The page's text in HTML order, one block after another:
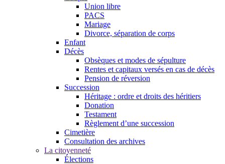
Union libre
PACS
Mariage
Divorce, séparation de corps
Enfant
Décès
Obsèques et modes de sépulture
Rentes et capitaux versés en cas de décès
Pension de réversion
Succession
Héritage : ordre et droits des héritiers
Donation
Testament
Règlement d’une succession
Cimetière
Consultation des archives
La citoyenneté
Élections